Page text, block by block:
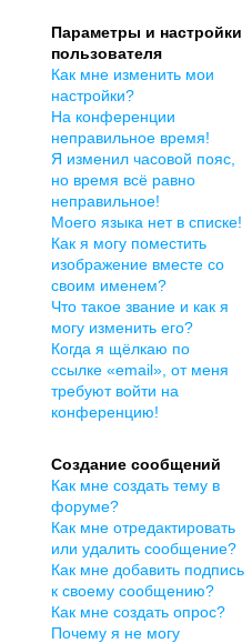
Параметры и настройки
пользователя
Как мне изменить мои
настройки?
На конференции
неправильное время!
Я изменил часовой пояс,
но время всё равно
неправильное!
Моего языка нет в списке!
Как я могу поместить
изображение вместе со
своим именем?
Что такое звание и как я
могу изменить его?
Когда я щёлкаю по
ссылке «email», от меня
требуют войти на
конференцию!
Создание сообщений
Как мне создать тему в
форуме?
Как мне отредактировать
или удалить сообщение?
Как мне добавить подпись
к своему сообщению?
Как мне создать опрос?
Почему я не могу